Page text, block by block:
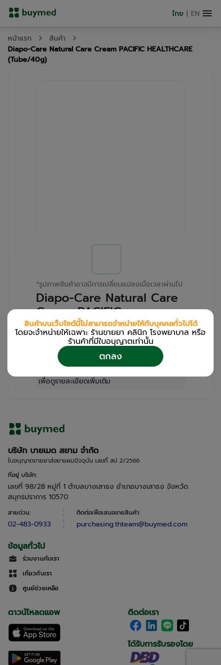
ไทย | EN
หน้าแรก
สินค้า
Diapo-Care Natural Care Cream PACIFIC HEALTHCARE
(Tube/40g)
*รูปภาพสินค้าอาจมีการเปลี่ยนแปลงเมื่อเวลาผ่านไป
Diapo-Care Natural Care
Cream PACIFIC
HEALTHCARE (Tube/40g)
สำหรับลูกค้าเฉพาะร้านขายยา คลินิก และโรง
พยาบาล
เข้าสู่ระบบ / ลงทะเบียน
เพื่อดูรายละเอียดเพิ่มเติม
บริษัท บายเมด สยาม จำกัด
ใบอนุญาตขายยาส่งยาแผนปัจจุบัน เลขที่ สป 2/2566
ที่อยู่ บริษัท:
เลขที่ 98/28 หมู่ที่ 1 ตำบลบางเสาธง อำเภอบางเสาธง จังหวัด
สมุทรปราการ 10570
สายด่วน:
02-483-0933
ติดต่อเพื่อเสนอขายสินค้า:
purchasing.thteam@buymed.com
ข้อมูลทั่วไป
ร่วมงานกับเรา
เกี่ยวกับเรา
ศูนย์ช่วยเหลือ
ติดต่อเรา
ได้รับการรับรองโดย
ดาวน์โหลดแอพ
สินค้าบนเว็บไซต์นี้ไม่สามารถจำหน่ายให้กับบุคคลทั่วไปได้
โดยจะจำหน่ายให้เฉพาะ ร้านขายยา คลินิก โรงพยาบาล หรือ
ร้านค้าที่มีใบอนุญาตเท่านััน
ตกลง